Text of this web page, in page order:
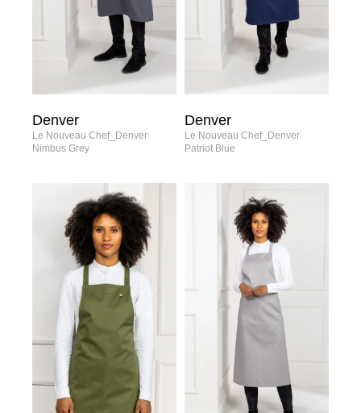
Denver
Le Nouveau Chef_Denver
Nimbus Grey
Denver
Le Nouveau Chef_Denver
Patriot Blue